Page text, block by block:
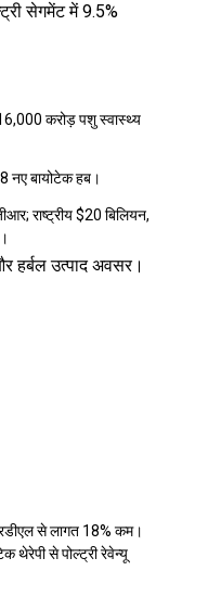
सेगमेंट में 9.5%
करोड़ पशु स्वास्थ्य
नए बायोटेक हब।
राष्ट्रीय $20 बिलियन,
हर्बल उत्पाद अवसर।
से लागत 18% कम।
थेरेपी से पोल्ट्री रेवेन्यू